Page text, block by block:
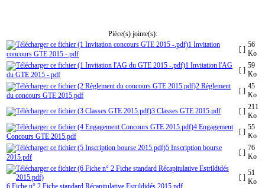
Pièce(s) jointe(s):
1 Invitation
concours GTE 2015 -.pdf
[ ]
56
Ko
1 Invitation l'AG
du GTE 2015 -.pdf
[ ]
59
Ko
2 Règlement
du concours GTE 2015.pdf
[ ]
45
Ko
3 Classes GTE 2015.pdf
[ ] 211
Ko
4 Engagement
Concours GTE 2015.pdf
[ ]
55
Ko
5 Inscription bourse
2015.pdf
[ ]
76
Ko
6 Fiche n° 2 Fiche standard Récapitulative Estrildidés 2015.pdf
[ ]
51
Ko